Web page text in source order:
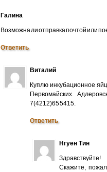
Галина
Возможна ли отправка почтой или
Ответить
Виталий
Куплю инкубационное
Первомайских.
7(4212)65 5415.
Ответить
Нгуен Тин
Здравствуйте!
Скажите,